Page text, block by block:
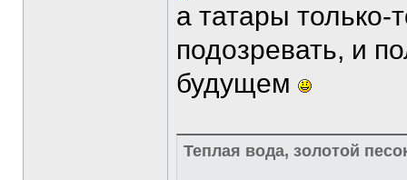
а татары только-
подозревать, и
будущем
Теплая вода, золотой